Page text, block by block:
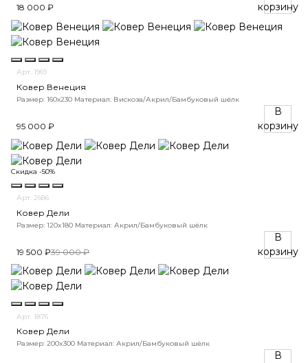
18 000 ₽
корзину
Арт. 1969
Ковер Венеция
Размер: 160х230 Материал: Вискоза/Акрил/Бамбуковый шёлк
95 000 ₽
В
корзину
Скидка -50%
Арт. 2686
Ковер Дели
Размер: 120x180 Материал: Акрил/Бамбуковый шёлк
19 500 ₽39 000 ₽
В
корзину
Арт. 1876
Ковер Дели
Размер: 200x300 Материал: Акрил/Бамбуковый шёлк
В